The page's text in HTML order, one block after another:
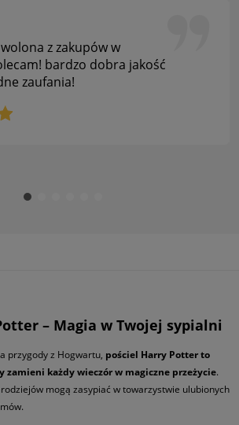
z zakupów w
bardzo dobra jakość
zaufania!
– Magia w Twojej sypialni
przygody z Hogwartu, pościel Harry Potter to
zamieni każdy wieczór w magiczne przeżycie.
mogą zasypiać w towarzystwie ulubionych